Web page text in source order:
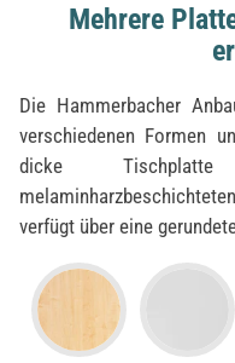
Mehrere
Die Hammerbacher
verschiedenen Formen
dicke
verfügt über eine